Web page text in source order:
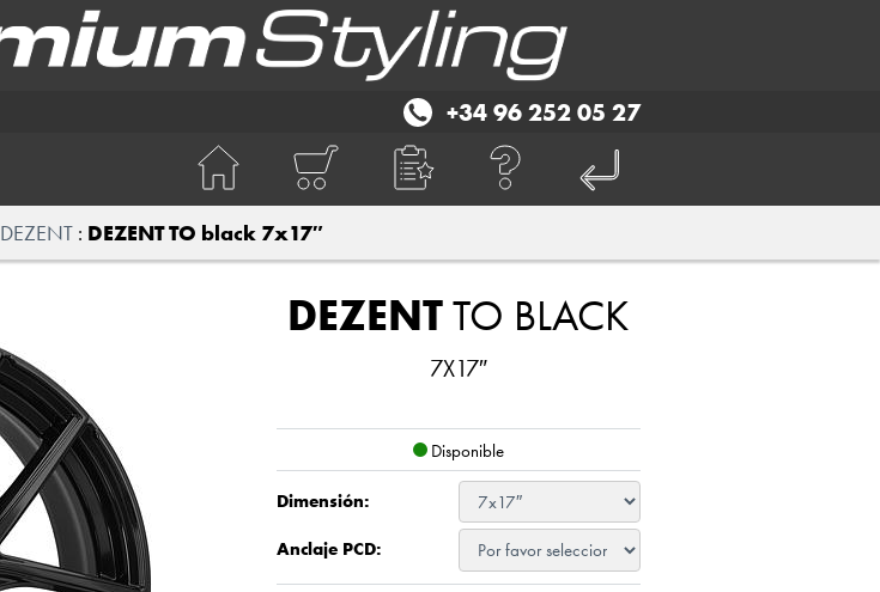
+34 96 252 05 27
DEZENT DEZENT TO black 7x17″
DEZENTTO BLACK
7X17″
Disponible
Dimensión:
Anclaje PCD: